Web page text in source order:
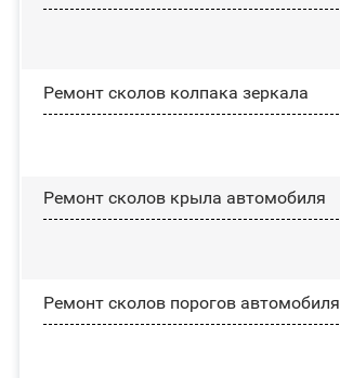
Ремонт сколов колпака зеркала
Ремонт сколов крыла автомобиля
Ремонт сколов порогов автомобиля